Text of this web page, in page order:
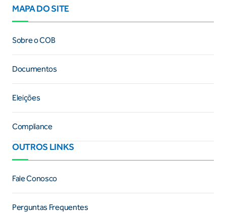
MAPA DO SITE
Sobre o COB
Documentos
Eleições
Compliance
OUTROS LINKS
Fale Conosco
Perguntas Frequentes